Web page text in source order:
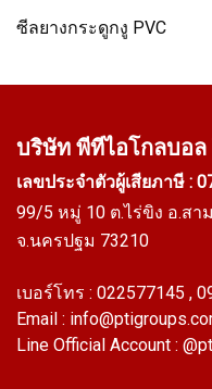
ซีลยางกระดูกงู PVC
บริษัท พีทีไอโกลบอล
เลขประจำตัวผู้เสียภาษี :
99/5 หมู่ 10 ต.ไร่ขิง อ.สา
จ.นครปฐม 73210
เบอร์โทร : 022577145 ,
Email :
Line Official Account :